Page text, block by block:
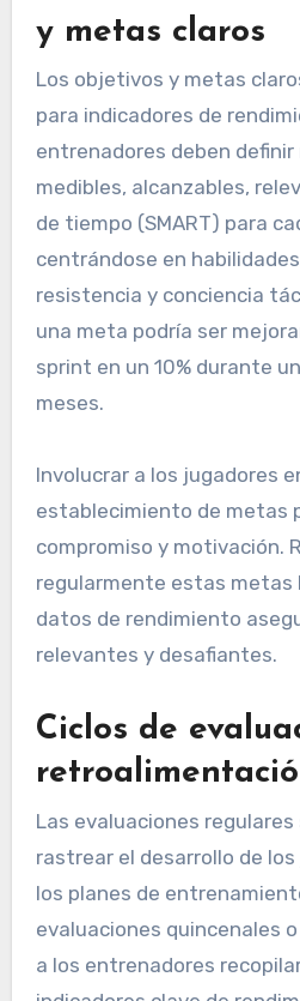
progreso. Este enfoque
entrenadores y jugadores a
fortalezas y áreas de
última instancia el
y metas claros
Los objetivos y metas
para indicadores de
entrenadores deben definir
medibles, alcanzables,
centrándose en habilidades
resistencia y conciencia
una meta podría ser
sprint en un 10% durante
meses.
establecimiento de metas
compromiso y motivación.
regularmente estas metas
datos de rendimiento
relevantes y desafiantes.
Ciclos de